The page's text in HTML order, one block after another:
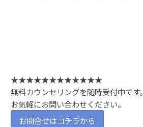
★★★★★★★★★★★★
無料カウンセリングを随時受付中です。
お気軽にお問い合わせください。
お問合せはコチラから